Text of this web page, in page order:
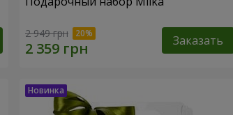
2 949 грн Заказать